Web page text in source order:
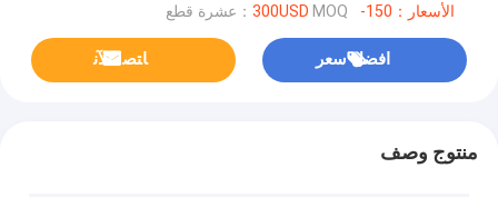
الأسعار：150-300USD MOQ：عشرة قطع
افضل سعر ﺎﺘﺼﻟ ﺍﻶﻧ
منتوج وصف